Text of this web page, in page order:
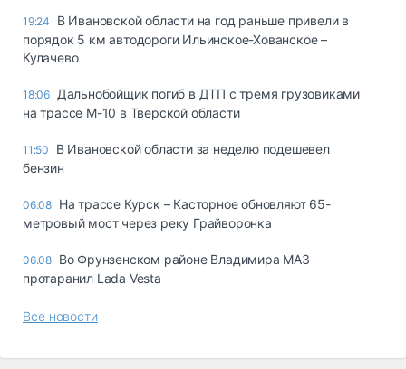
19:24
В Ивановской области на год раньше привели в
порядок 5 км автодороги Ильинское-Хованское –
Кулачево
18:06 Дальнобойщик погиб в ДТП с тремя грузовиками
на трассе М-10 в Тверской области
11:50
В Ивановской области за неделю подешевел
бензин
06.08 На трассе Курск – Касторное обновляют 65-
метровый мост через реку Грайворонка
06.08 Во Фрунзенском районе Владимира МАЗ
протаранил Lada Vesta
Все новости